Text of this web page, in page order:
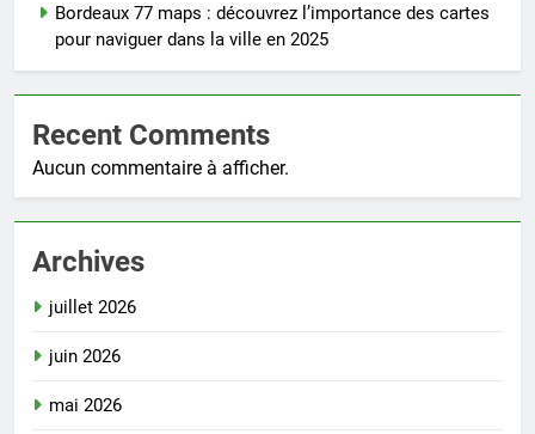
Bordeaux 77 maps : découvrez l’importance des cartes
pour naviguer dans la ville en 2025
Recent Comments
Aucun commentaire à afficher.
Archives
juillet 2026
juin 2026
mai 2026